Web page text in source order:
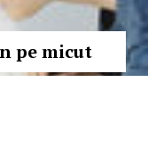
pe micut